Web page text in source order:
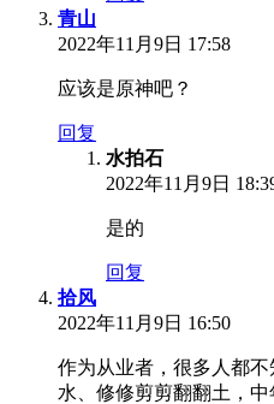
青山
2022年11月9日 17:58
应该是原神吧？
回复
水拍石
2022年11月9日
是的
回复
拾风
2022年11月9日 16:50
作为从业者，很多人都
水、修修剪剪翻翻土，